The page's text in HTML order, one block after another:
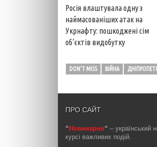
Росія влаштувала одну з
наймасованіших атак на
Укрнафту: пошкоджені сім
об’єктів видобутку
DON'T MISS ВІЙНА
ПРО САЙТ
“Новинарня“ – український
курсі важливих подій.